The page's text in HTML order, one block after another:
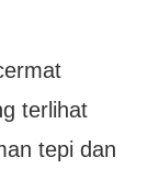
terlihat
tepi dan